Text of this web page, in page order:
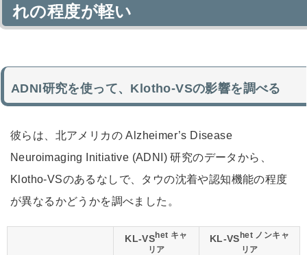
れの程度が軽い
ADNI研究を使って、Klotho-VSの影響を調べる
彼らは、北アメリカの Alzheimer’s Disease
Neuroimaging Initiative (ADNI) 研究のデータから、
Klotho-VSのあるなしで、タウの沈着や認知機能の程度
が異なるかどうかを調べました。
KL-VShet キャ
リア
KL-VS het ノンキャ
リア